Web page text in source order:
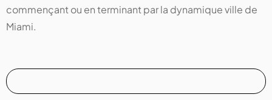
commençant ou en terminant par la dynamique ville de
Miami.